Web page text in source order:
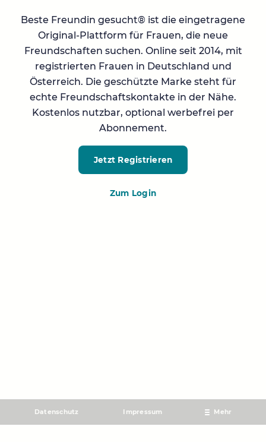
Beste Freundin gesucht® ist die eingetragene
Original-Plattform für Frauen, die neue
Freundschaften suchen. Online seit 2014, mit
registrierten Frauen in Deutschland und
Österreich. Die geschützte Marke steht für
echte Freundschaftskontakte in der Nähe.
Kostenlos nutzbar, optional werbefrei per
Abonnement.
Jetzt Registrieren
Zum Login
Datenschutz Impressum Mehr